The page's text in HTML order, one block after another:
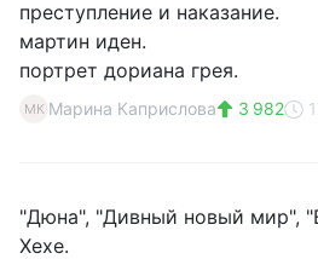
преступление и наказание.
мартин иден.
портрет дориана грея.
МК Марина Каприслова 3 982
"Дюна", "Дивный новый мир",
Хехе.